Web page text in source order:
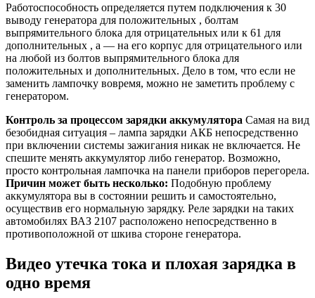
Работоспособность определяется путем подключения к 30
выводу генератора для положительных , болтам
выпрямительного блока для отрицательных или к 61 для
дополнительных , а — на его корпус для отрицательного или
на любой из болтов выпрямительного блока для
положительных и дополнительных. Дело в том, что если не
заменить лампочку вовремя, можно не заметить проблему с
генератором.
Контроль за процессом зарядки аккумулятора Самая на вид
безобидная ситуация – лампа зарядки АКБ непосредственно
при включении системы зажигания никак не включается. Не
спешите менять аккумулятор либо генератор. Возможно,
просто контрольная лампочка на панели приборов перегорела.
Причин может быть несколько: Подобную проблему
аккумулятора вы в состоянии решить и самостоятельно,
осуществив его нормальную зарядку. Реле зарядки на таких
автомобилях ВАЗ 2107 расположено непосредственно в
противоположной от шкива стороне генератора.
Видео утечка тока и плохая зарядка в
одно время